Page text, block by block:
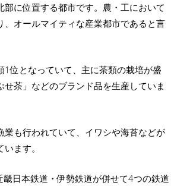
部に位置する都市です。農・工において
、オールマイティな産業都市であると言
1位となっていて、主に茶類の栽培が盛
せ茶」などのブランド品を生産していま
業も行われていて、イワシや海苔などが
ます。
畿日本鉄道・伊勢鉄道が併せて4つの鉄道